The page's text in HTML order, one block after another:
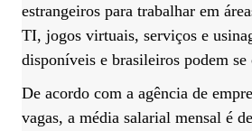
estrangeiros para trabalhar em
TI, jogos virtuais, serviços e
disponíveis e brasileiros podem se
De acordo com a agência de
vagas, a média salarial mensal é